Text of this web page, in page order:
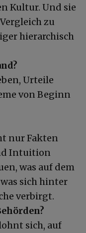
Kultur. Und sie
zu
hierarchisch
Urteile
von Beginn
nur Fakten
Intuition
was auf dem
sich hinter
verbirgt.
sich, auf